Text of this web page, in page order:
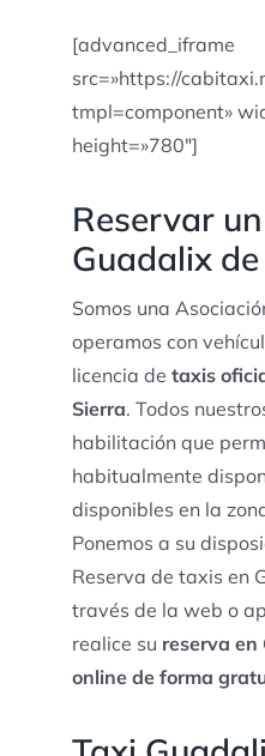
[advanced_iframe
src=»https://
tmpl=component»
height=»780″]
Reservar
Guadalix
Somos una
operamos con
licencia de taxis
Sierra. Todos
habilitación que
habitualmente
disponibles en la
Ponemos a su
Reserva de taxis en
través de la web o
realice su reserva en
online de forma